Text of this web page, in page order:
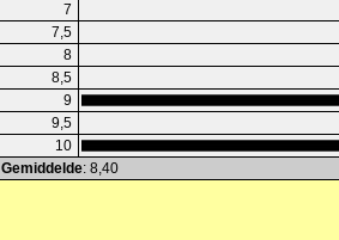
7
7,5
8
8,5
9
9,5
10
Gemiddelde: 8,40